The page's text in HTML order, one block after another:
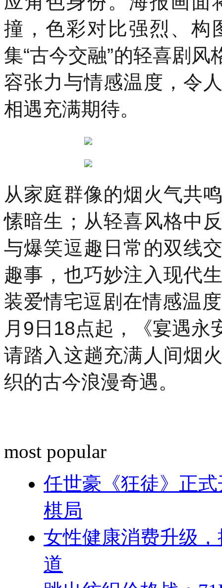
撞，色彩对比强烈、构
集“古今交融”的轻喜剧
容张力与情感温度，令
相遇充满期待。
从家庭群像的烟火气共
愫暗生；从轻喜风格中
与爆笑逗趣日常的双线
趣事，也巧妙注入现代
装爱情宅逗剧在情感温
月9日18点起，《宴遇永
请踏入这趟充满人间烟
织的古今浪漫奇遇。
most popular
任世豪《狂徒》正
棋局
女性健康消费升级
道